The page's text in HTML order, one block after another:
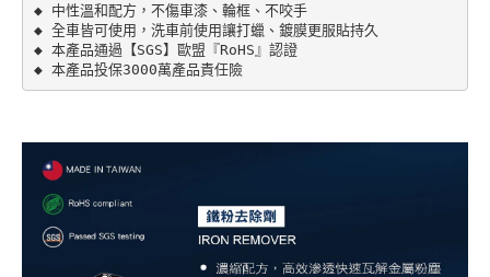
◆ 中性溫和配方，不傷車漆、輪框、不咬手
◆ 全車皆可使用，洗車前使用讓打蠟、鍍膜更服貼持久
◆ 本產品通過【SGS】歐盟『RoHS』認證
◆ 本產品投保3000萬產品責任險